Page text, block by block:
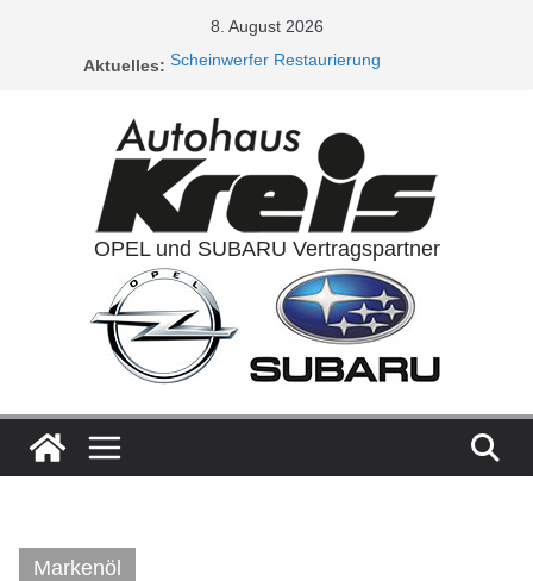
8. August 2026
Aktuelles: Scheinwerfer Restaurierung
Auspuffanlagen
Ventilreinigung
OPEL und SUBARU Vertragspartner
Markenöl